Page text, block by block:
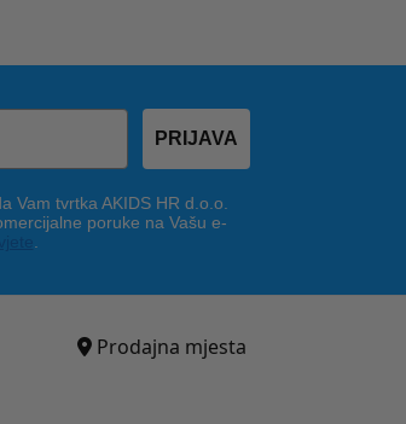
PRIJAVA
Vam tvrtka AKIDS HR d.o.o.
poruke na Vašu e-
.
Prodajna mjesta